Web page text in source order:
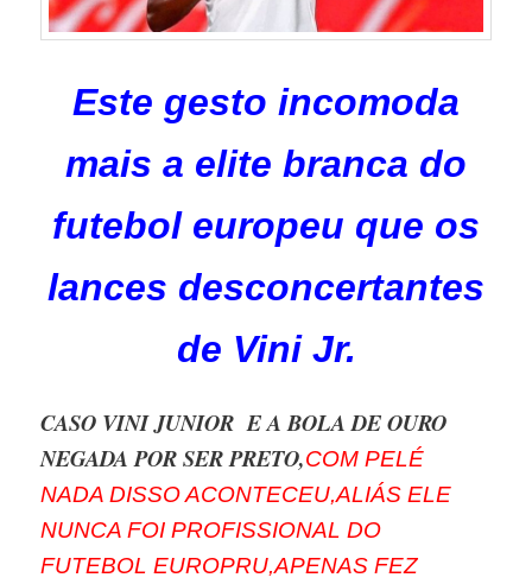
Este gesto incomoda
mais a elite branca do
futebol europeu que os
lances desconcertantes
de Vini Jr.
CASO VINI JUNIOR E A BOLA DE OURO
NEGADA POR SER PRETO,COM PELÉ
NADA DISSO ACONTECEU,ALIÁS ELE
NUNCA FOI PROFISSIONAL DO
FUTEBOL EUROPRU,APENAS FEZ